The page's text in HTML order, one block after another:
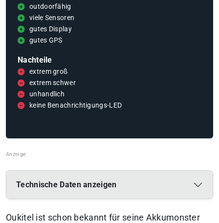
outdoorfähig
viele Sensoren
gutes Display
gutes GPS
Nachteile
extrem groß
extrem schwer
unhandlich
keine Benachrichtigungs-LED
Technische Daten anzeigen
Oukitel ist schon bekannt für seine Akkumonster